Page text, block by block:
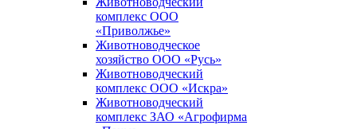
комплекс ООО
«Приволжье»
Животноводческое
хозяйство ООО «Русь»
Животноводческий
комплекс ООО «Искра»
Животноводческий
комплекс ЗАО «Агрофирма